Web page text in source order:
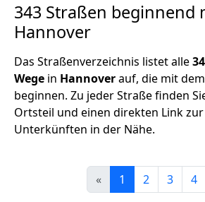
343 Straßen beginnend
Hannover
Das Straßenverzeichnis listet alle
Wege in Hannoverauf, die mit
beginnen. Zu jeder Straße finden
Ortsteil und einen direkten Link
Unterkünften in der Nähe.
« 1 2 3 4